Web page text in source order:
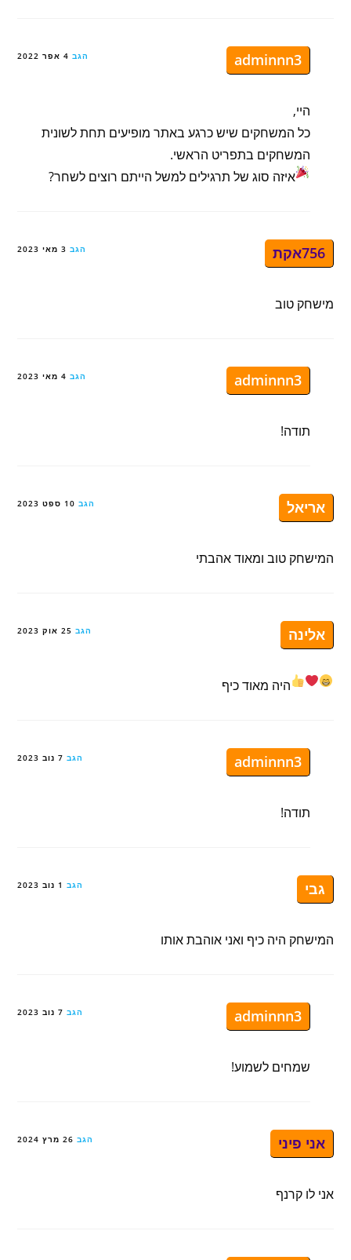
adminnn3 הגב 4 אפר 2022
היי,
כל המשחקים שיש כרגע באתר מופיעים תחת לשונית
המשחקים בתפריט הראשי.
איזה סוג של תרגילים למשל הייתם רוצים לשחר?
756אקת הגב 3 מאי 2023
מישחק טוב
adminnn3 הגב 4 מאי 2023
תודה!
אריאל הגב 10 ספט 2023
המישחק טוב ומאוד אהבתי
אלינה הגב 25 אוק 2023
היה מאוד כיף
adminnn3 הגב 7 נוב 2023
תודה!
גבי הגב 1 נוב 2023
המישחק היה כיף ואני אוהבת אותו
adminnn3 הגב 7 נוב 2023
שמחים לשמוע!
אני פיני הגב 26 מרץ 2024
אני לו קרנף